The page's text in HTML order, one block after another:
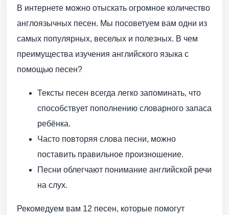
В интернете можно отыскать огромное количество
англоязычных песен. Мы посоветуем вам одни из
самых популярных, веселых и полезных. В чем
преимущества изучения английского языка с
помощью песен?
Тексты песен всегда легко запоминать, что
способствует пополнению словарного запаса
ребёнка.
Часто повторяя слова песни, можно
поставить правильное произношение.
Песни облегчают понимание английской речи
на слух.
Рекомедуем вам 12 песен, которые помогут